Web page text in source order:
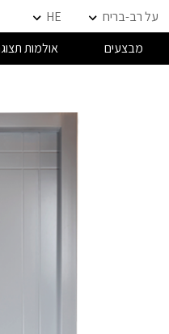
על רב-בריח HE
מבצעים אולמות